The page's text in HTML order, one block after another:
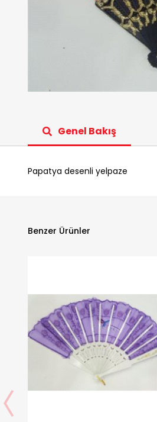
Genel Bakış
Papatya desenli yelpaze
Benzer Ürünler